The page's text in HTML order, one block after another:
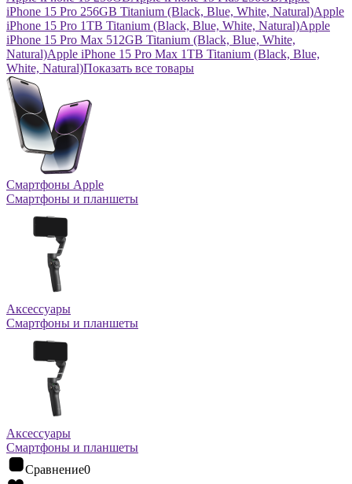
iPhone 15 Pro 256GB Titanium (Black, Blue, White, Natural)Apple
iPhone 15 Pro 1TB Titanium (Black, Blue, White, Natural)Apple
iPhone 15 Pro Max 512GB Titanium (Black, Blue, White,
Natural)Apple iPhone 15 Pro Max 1TB Titanium (Black, Blue,
White, Natural)Показать все товары
Смартфоны Apple
Смартфоны и планшеты
Аксессуары
Смартфоны и планшеты
Аксессуары
Смартфоны и планшеты
Сравнение0